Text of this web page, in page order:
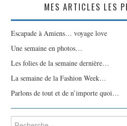
MES ARTICLES LES
Escapade à Amiens… voyage love
Une semaine en photos…
Les folies de la semaine dernière…
La semaine de la Fashion Week…
Parlons de tout et de n’importe quoi…
Rechercher :